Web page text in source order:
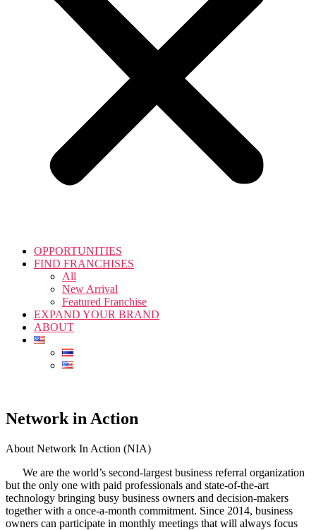
OPPORTUNITIES
FIND FRANCHISES
All
New Arrival
Featured Franchise
EXPAND YOUR BRAND
ABOUT
Network in Action
About Network In Action (NIA)
We are the world’s second-largest business referral organization
but the only one with paid professionals and state-of-the-art
technology bringing busy business owners and decision-makers
together with a once-a-month commitment. Since 2014, business
owners can participate in monthly meetings that will always focus